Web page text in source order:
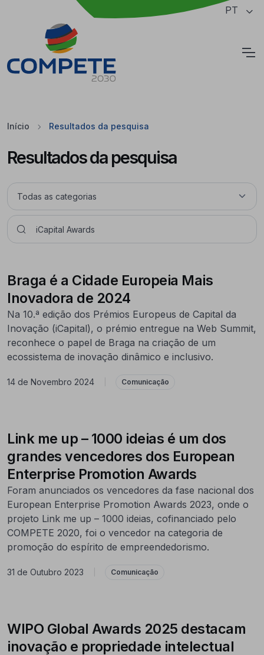
Saltar para o conteúdo principal da página PT
Início Resultados da pesquisa
Resultados da pesquisa
Braga é a Cidade Europeia Mais
Inovadora de 2024
Na 10.ª edição dos Prémios Europeus de Capital da
Inovação (iCapital), o prémio entregue na Web Summit,
reconhece o papel de Braga na criação de um
ecossistema de inovação dinâmico e inclusivo.
14 de Novembro 2024 Comunicação
Link me up – 1000 ideias é um dos
grandes vencedores dos European
Enterprise Promotion Awards
Foram anunciados os vencedores da fase nacional dos
European Enterprise Promotion Awards 2023, onde o
projeto Link me up – 1000 ideias, cofinanciado pelo
COMPETE 2020, foi o vencedor na categoria de
promoção do espírito de empreendedorismo.
31 de Outubro 2023 Comunicação
WIPO Global Awards 2025 destacam
inovação e propriedade intelectual